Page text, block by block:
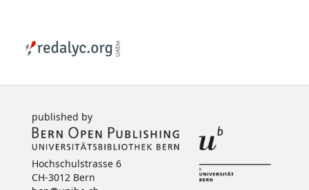
published by
Hochschulstrasse 6
CH-3012 Bern